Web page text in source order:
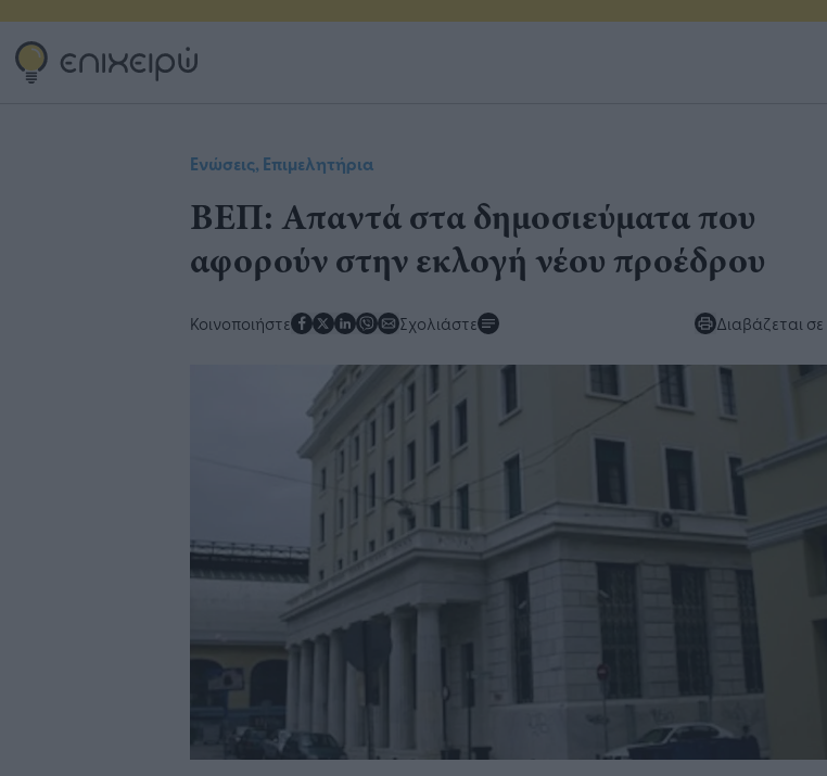
Ενώσεις, Επιμελητήρια
ΒΕΠ: Απαντά στα δημοσιεύματα που
αφορούν στην εκλογή νέου προέδρου
Κοινοποιήστε Σχολιάστε Διαβάζεται σε